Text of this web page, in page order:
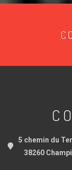
5 chemin du
38260